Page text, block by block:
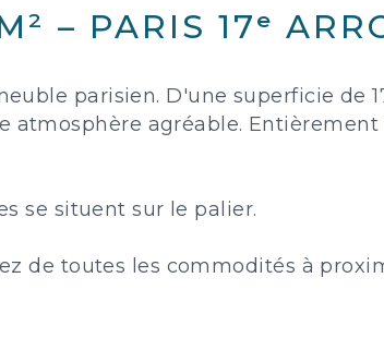
– PARIS 17ᵉ
parisien. D'une superficie de
agréable.
se situent sur le palier.
de toutes les commodités à